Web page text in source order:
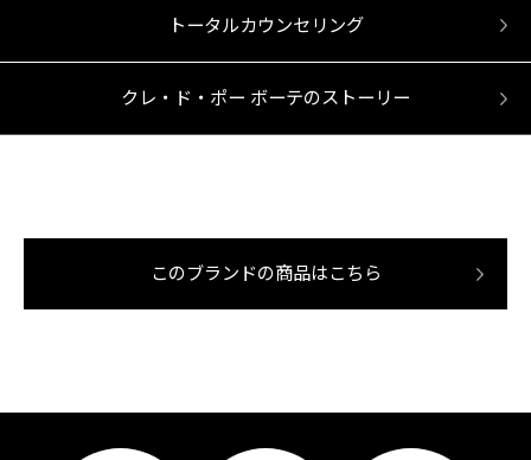
トータルカウンセリング
クレ・ド・ポー ボーテのストーリー
このブランドの商品はこちら